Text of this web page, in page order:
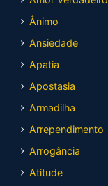
Ânimo
Ansiedade
Apatia
Apostasia
Armadilha
Arrependimento
Arrogância
Atitude